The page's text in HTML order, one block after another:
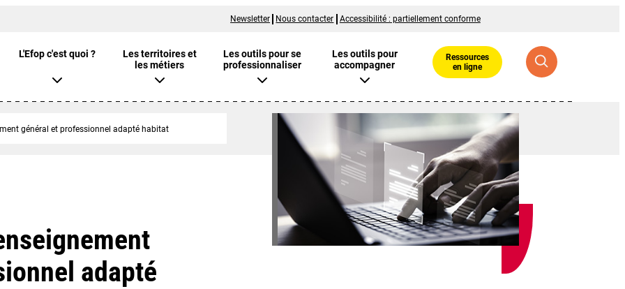
Newsletter Nous contacter Accessibilité : partiellement conforme
L'Efop c'est quoi ?
Les territoires et
les métiers
Les outils pour se
professionnaliser
Les outils pour
accompagner
Ressources
en ligne
général et professionnel adapté habitat
adapté